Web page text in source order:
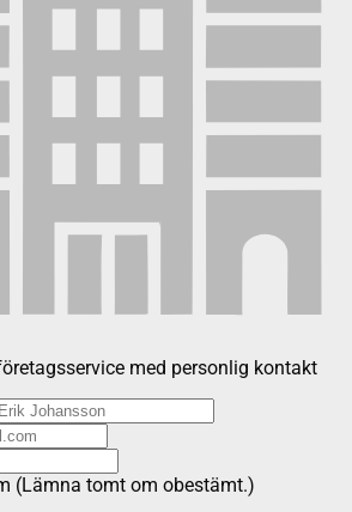
med personlig kontakt
(Lämna tomt om obestämt.)